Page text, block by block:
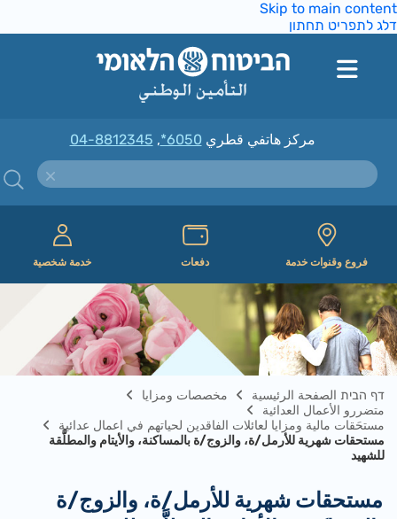
Skip to main
לתפריט תחתון
مركز هاتفي قطري*6050
,
04-8812345
فروع وقنوات خدمة دفعات خدمة شخصية
דף הבית الصفحة الرئيسية
مخصصات ومزايا
متضررو الأعمال العدائية
مستحَقات مالية ومزايا لعائلات الفاقدين لحياتهم في اعمال عدائية
مستحقات شهرية للأرمل/ة، والزوج/ة بالمساكنة، والأيتام والمطلَّقة
للشهيد
مستحقات شهرية للأرمل/ة، والزوج/ة